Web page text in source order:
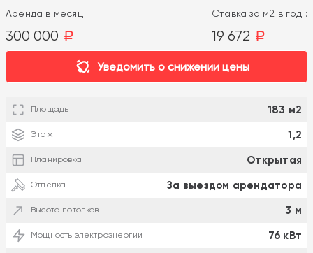
Аренда в месяц :
300 000 a
Ставка за м2 в год :
19 672 a
Уведомить о снижении цены
Площадь 183 м2
Этаж 1,2
Планировка Открытая
Отделка За выездом арендатора
Высота потолков 3 м
Мощность электроэнергии 76 кВт